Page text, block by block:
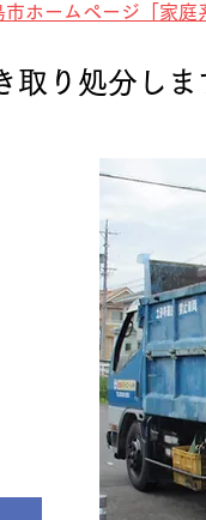
市ホームページ「家庭
取り処分しま